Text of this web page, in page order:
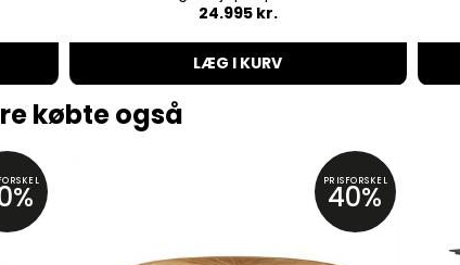
24.995 kr.
LÆG I KURV
købte også
PRISFORSKEL
40%